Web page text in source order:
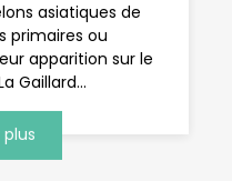
asiatiques de
primaires ou
apparition sur le
Gaillard...
plus